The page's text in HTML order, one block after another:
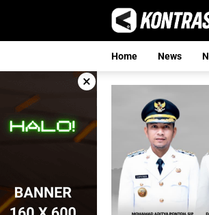
Home News
×